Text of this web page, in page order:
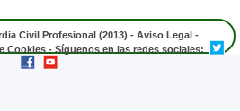
Civil Profesional (2013) - Aviso Legal -
Cookies- Síguenos en las redes sociales: